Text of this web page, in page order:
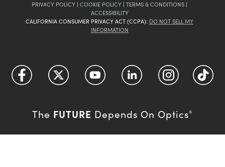
PRIVACY POLICY | COOKIE POLICY | TERMS & CONDITIONS |
ACCESSIBILITY
CALIFORNIA CONSUMER PRIVACY ACT (CCPA): DO NOT SELL MY
INFORMATION
The FUTURE Depends On Optics®